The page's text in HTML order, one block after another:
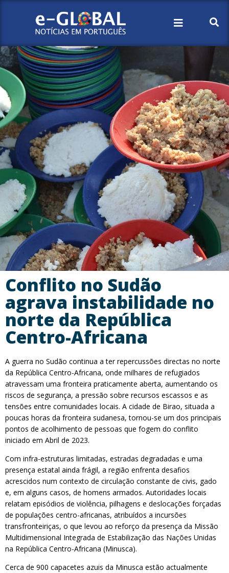
Conflito no Sudão
agrava instabilidade no
norte da República
Centro-Africana
A guerra no Sudão continua a ter repercussões directas no norte
da República Centro-Africana, onde milhares de refugiados
atravessam uma fronteira praticamente aberta, aumentando os
riscos de segurança, a pressão sobre recursos escassos e as
tensões entre comunidades locais. A cidade de Birao, situada a
poucas horas da fronteira sudanesa, tornou-se um dos principais
pontos de acolhimento de pessoas que fogem do conflito
iniciado em Abril de 2023.
Com infra-estruturas limitadas, estradas degradadas e uma
presença estatal ainda frágil, a região enfrenta desafios
acrescidos num contexto de circulação constante de civis, gado
e, em alguns casos, de homens armados. Autoridades locais
relatam episódios de violência, pilhagens e deslocações forçadas
de populações centro-africanas, atribuídos a incursões
transfronteiriças, o que levou ao reforço da presença da Missão
Multidimensional Integrada de Estabilização das Nações Unidas
na República Centro-Africana (Minusca).
Cerca de 900 capacetes azuis da Minusca estão actualmente